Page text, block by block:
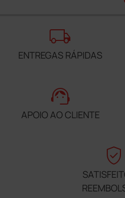
local_shipping
ENTREGAS RÁPIDAS
support_agent
APOIO AO CLIENTE
verified_user